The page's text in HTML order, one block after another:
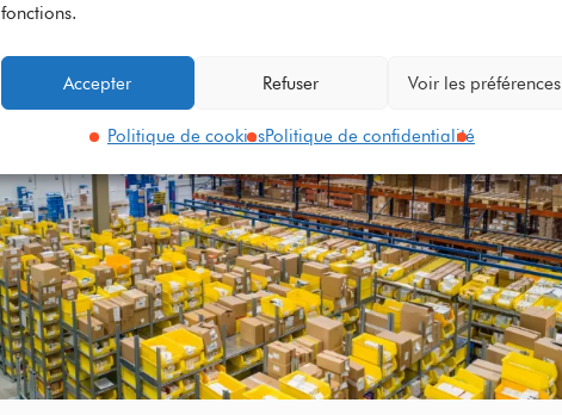
fonctions.
Accepter Refuser Voir les préférences
Politique de cookiesPolitique de confidentialité